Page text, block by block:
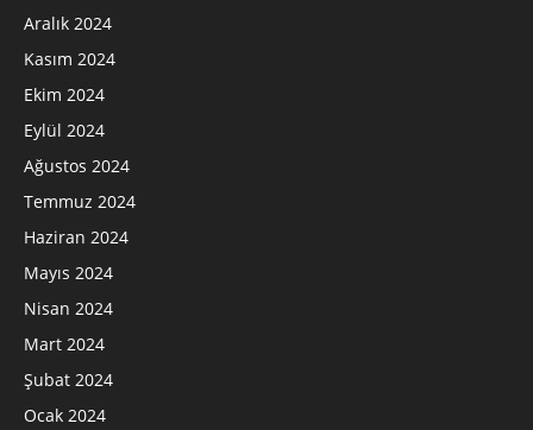
Aralık 2024
Kasım 2024
Ekim 2024
Eylül 2024
Ağustos 2024
Temmuz 2024
Haziran 2024
Mayıs 2024
Nisan 2024
Mart 2024
Şubat 2024
Ocak 2024